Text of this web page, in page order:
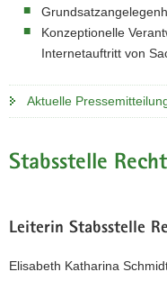
Konzeptionelle
Internetauftritt von
Aktuelle
Stabsstelle Recht
Leiterin Stabsstelle
Elisabeth Katharina